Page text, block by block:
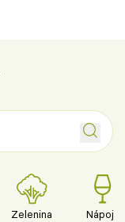
Zelenina Nápoje